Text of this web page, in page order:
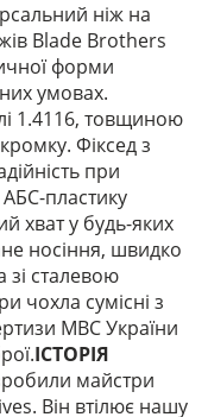
ніж на
Blade Brothers
форми
умовах.
1.4116, товщиною
Фіксед з
при
АБС-пластику
хват у будь-яких
носіння, швидко
зі сталевою
чохла сумісні з
МВС України
ІСТОРІЯ
майстри
Він втілює нашу